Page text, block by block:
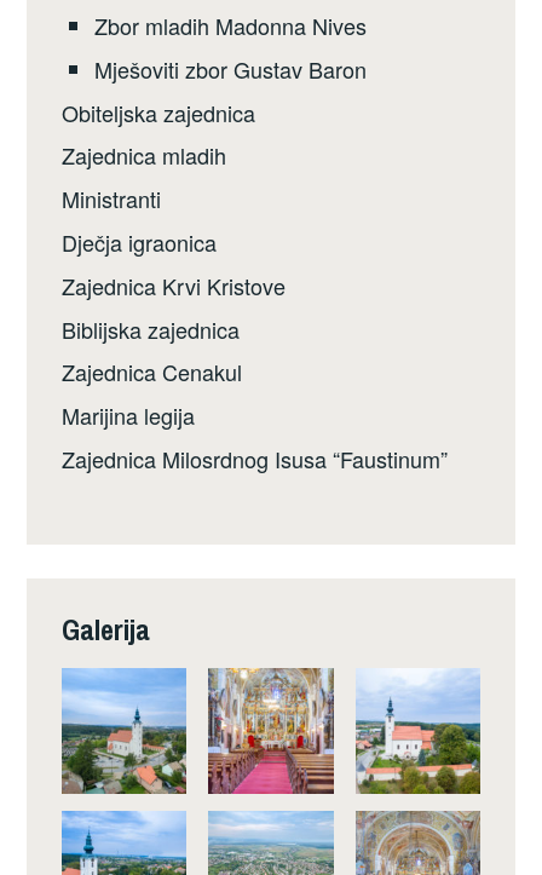
Zbor mladih Madonna Nives
Mješoviti zbor Gustav Baron
Obiteljska zajednica
Zajednica mladih
Ministranti
Dječja igraonica
Zajednica Krvi Kristove
Biblijska zajednica
Zajednica Cenakul
Marijina legija
Zajednica Milosrdnog Isusa “Faustinum”
Galerija